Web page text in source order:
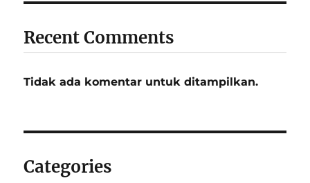
Recent Comments
Tidak ada komentar untuk ditampilkan.
Categories